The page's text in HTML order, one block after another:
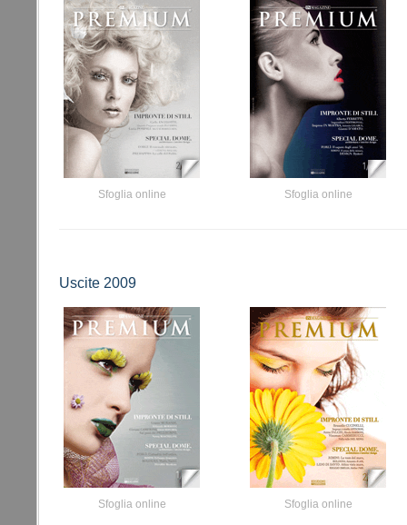
Sfoglia online Sfoglia online
Uscite 2009
Sfoglia online Sfoglia online